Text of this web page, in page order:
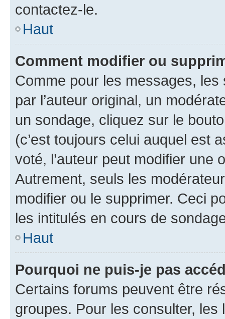
contactez-le.
Haut
Comment modifier ou
Comme pour les messages,
par l’auteur original, un
un sondage, cliquez sur le
(c’est toujours celui auquel est
voté, l’auteur peut modifier une
Autrement, seuls les
modifier ou le supprimer. Ceci
les intitulés en cours de
Haut
Pourquoi ne puis-je pas
Certains forums peuvent être
groupes. Pour les consulter,